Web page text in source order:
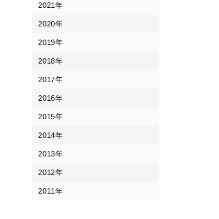
2021年
2020年
2019年
2018年
2017年
2016年
2015年
2014年
2013年
2012年
2011年